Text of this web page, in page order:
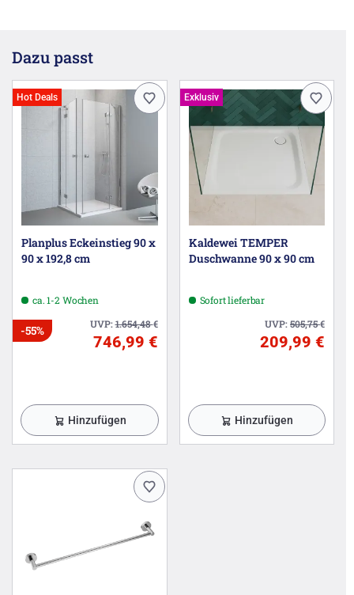
Dazu passt
Hot Deals
Planplus Eckeinstieg 90 x
90 x 192,8 cm
ca. 1-2 Wochen
UVP:1.654,48€
-55%
746,99 €
Hinzufügen
Exklusiv
Kaldewei TEMPER
Duschwanne 90 x 90 cm
Sofort lieferbar
UVP:505,75€
209,99 €
Hinzufügen